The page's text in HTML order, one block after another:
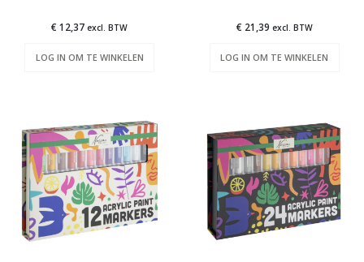
€ 12,37excl. BTW
LOG IN OM TE WINKELEN
€ 21,39 excl. BTW
LOG IN OM TE WINKELEN